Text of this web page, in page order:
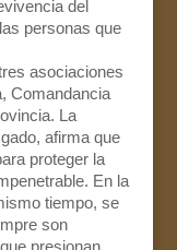
del
personas que
asociaciones
Comandancia
La
afirma que
proteger la
En la
tiempo, se
son
presionan